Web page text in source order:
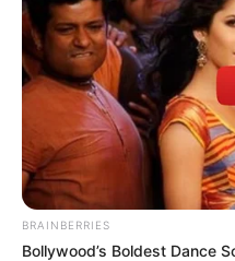
BRAINBERRIES
Bollywood’s Boldest Dance